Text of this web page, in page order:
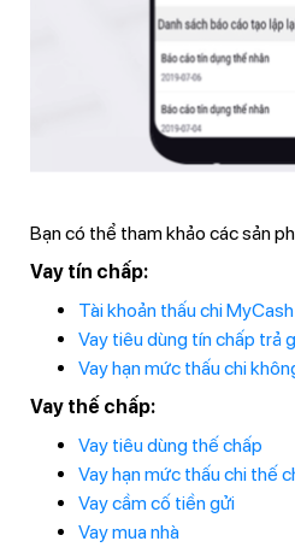
Bạn có thể tham khảo các sản
Vay tín chấp:
Tài khoản thấu chi MyCash
Vay tiêu dùng tín chấp trả
Vay hạn mức thấu chi
Vay thế chấp:
Vay tiêu dùng thế chấp
Vay hạn mức thấu chi thế
Vay cầm cố tiền gửi
Vay mua nhà